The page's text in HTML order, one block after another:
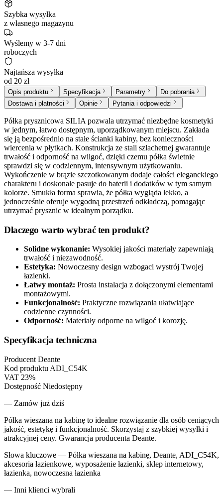
Szybka wysyłka
z własnego magazynu
Wyślemy w 3-7 dni
roboczych
Najtańsza wysyłka
od 20 zł
Opis produktu Specyfikacja Parametry
Do pobrania
Dostawa i płatności
Opinie Pytania i odpowiedzi
Półka prysznicowa SILIA pozwala utrzymać niezbędne kosmetyki
w jednym, łatwo dostępnym, uporządkowanym miejscu. Zakłada
się ją bezpośrednio na stałe ścianki kabiny, bez konieczności
wiercenia w płytkach. Konstrukcja ze stali szlachetnej gwarantuje
trwałość i odporność na wilgoć, dzięki czemu półka świetnie
sprawdzi się w codziennym, intensywnym użytkowaniu.
Wykończenie w brązie szczotkowanym dodaje całości eleganckiego
charakteru i doskonale pasuje do baterii i dodatków w tym samym
kolorze. Smukła forma sprawia, że półka wygląda lekko, a
jednocześnie oferuje wygodną przestrzeń odkładczą, pomagając
utrzymać prysznic w idealnym porządku.
Dlaczego warto wybrać ten produkt?
Solidne wykonanie: Wysokiej jakości materiały zapewniają
trwałość i niezawodność.
Estetyka: Nowoczesny design wzbogaci wystrój Twojej
łazienki.
Łatwy montaż: Prosta instalacja z dołączonymi elementami
montażowymi.
Funkcjonalność: Praktyczne rozwiązania ułatwiające
codzienne czynności.
Odporność: Materiały odporne na wilgoć i korozję.
Specyfikacja techniczna
Producent Deante
Kod produktu ADI_C54K
VAT 23%
Dostępność Niedostępny
— Zamów już dziś
Półka wieszana na kabinę to idealne rozwiązanie dla osób ceniących
jakość, estetykę i funkcjonalność. Skorzystaj z szybkiej wysyłki i
atrakcyjnej ceny. Gwarancja producenta Deante.
Słowa kluczowe — Półka wieszana na kabinę, Deante, ADI_C54K,
akcesoria łazienkowe, wyposażenie łazienki, sklep internetowy,
łazienka, nowoczesna łazienka
— Inni klienci wybrali